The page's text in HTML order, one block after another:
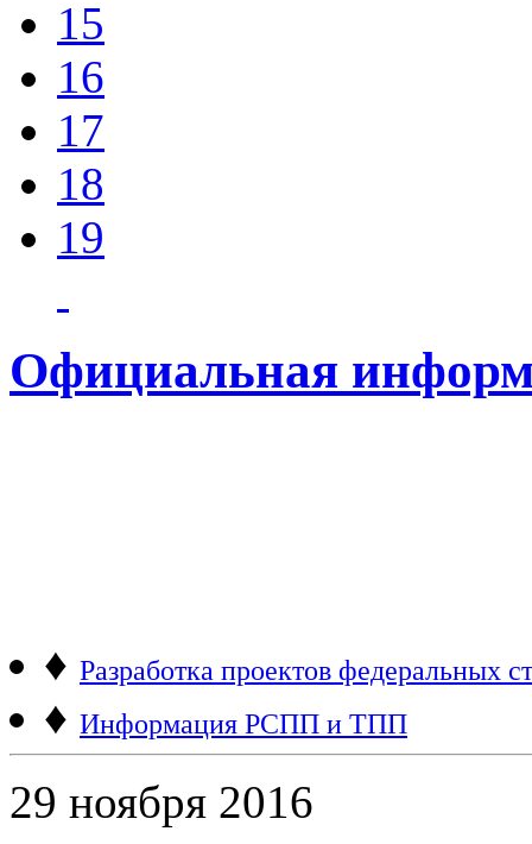
15
16
17
18
19
Официальная
♦ Разработка проектов федеральных
♦ Информация РСПП и ТПП
29 ноября 2016